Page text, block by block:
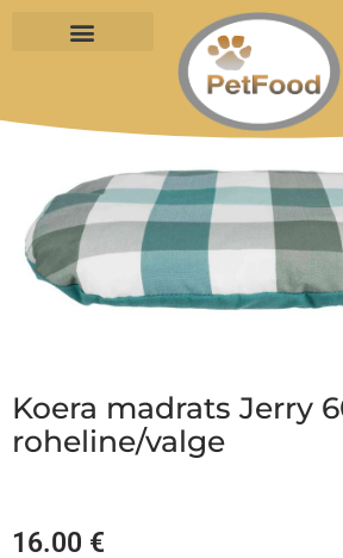
Koera madrats Jerry
roheline/valge
16.00 €